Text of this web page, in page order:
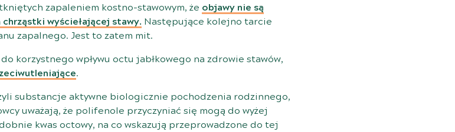
zapaleniem kostno-stawowym, że objawy nie są
wyściełającej stawy. Następujące kolejno tarcie
zapalnego. Jest to zatem mit.
korzystnego wpływu octu jabłkowego na zdrowie stawów,
.
substancje aktywne biologicznie pochodzenia rodzinnego,
uważają, że polifenole przyczyniać się mogą do wyżej
kwas octowy, na co wskazują przeprowadzone do tej